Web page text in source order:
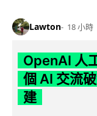
Lawton 18 小時
OpenAI 人
個 AI 交流
建